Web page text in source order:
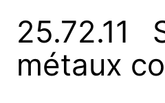
25.72.11
métaux